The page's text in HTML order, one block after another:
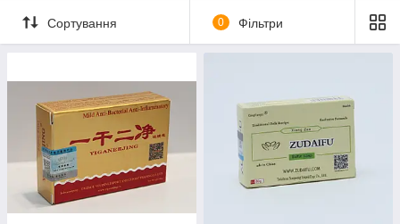
Zudaifu та мило Yiganerjing для очищення шкіри, підтримання
комфорту та щоденного догляду за проблемною шкірою.
сірчані мила, мила для жирної шкіри та популярні засоби для
гігієни проблемної шкіри. Такі мила часто використовують для
очищення шкіри, догляду за шкірою при висипаннях та
підтримання чистоти шкірного покриву.
Сортування 0 Фільтри